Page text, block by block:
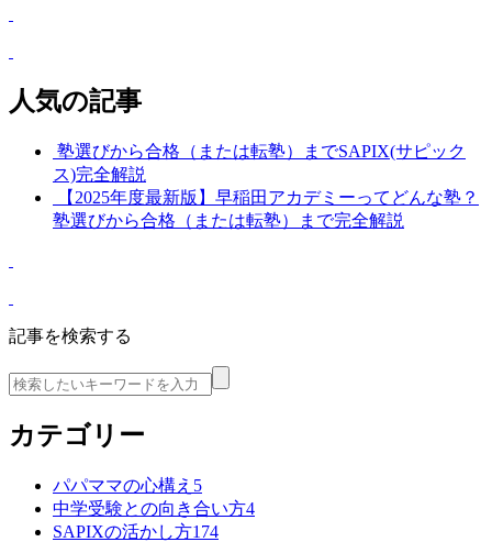
人気の記事
塾選びから合格（または転塾）までSAPIX(サピック
ス)完全解説
【2025年度最新版】早稲田アカデミーってどんな塾？
塾選びから合格（または転塾）まで完全解説
記事を検索する
カテゴリー
パパママの心構え 5
中学受験との向き合い方4
SAPIXの活かし方174